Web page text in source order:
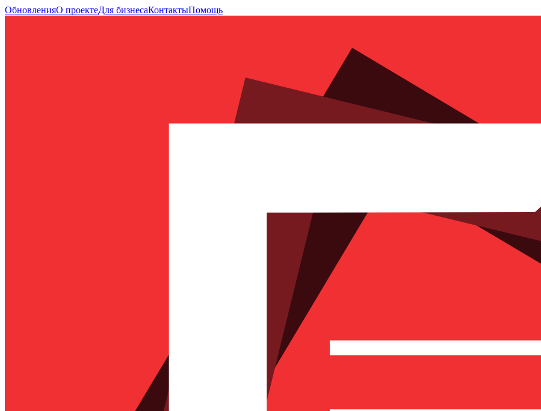
ОбновленияО проектеДля бизнесаКонтактыПомощь